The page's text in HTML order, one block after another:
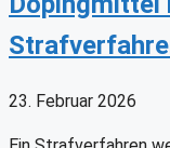
23. Februar 2026